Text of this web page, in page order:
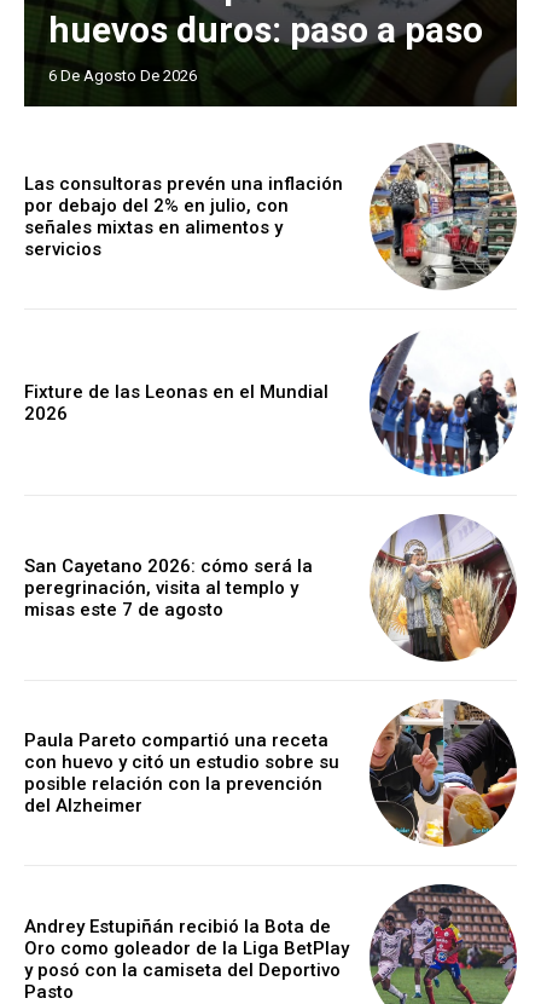
huevos duros: paso a paso
6 De Agosto De 2026
Las consultoras prevén una inflación
por debajo del 2% en julio, con
señales mixtas en alimentos y
servicios
Fixture de las Leonas en el Mundial
2026
San Cayetano 2026: cómo será la
peregrinación, visita al templo y
misas este 7 de agosto
Paula Pareto compartió una receta
con huevo y citó un estudio sobre su
posible relación con la prevención
del Alzheimer
Andrey Estupiñán recibió la Bota de
Oro como goleador de la Liga BetPlay
y posó con la camiseta del Deportivo
Pasto